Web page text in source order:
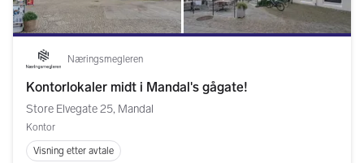
Næringsmegleren
Kontorlokaler midt i Mandal's gågate!
Store Elvegate 25, Mandal
Kontor
Visning etter avtale